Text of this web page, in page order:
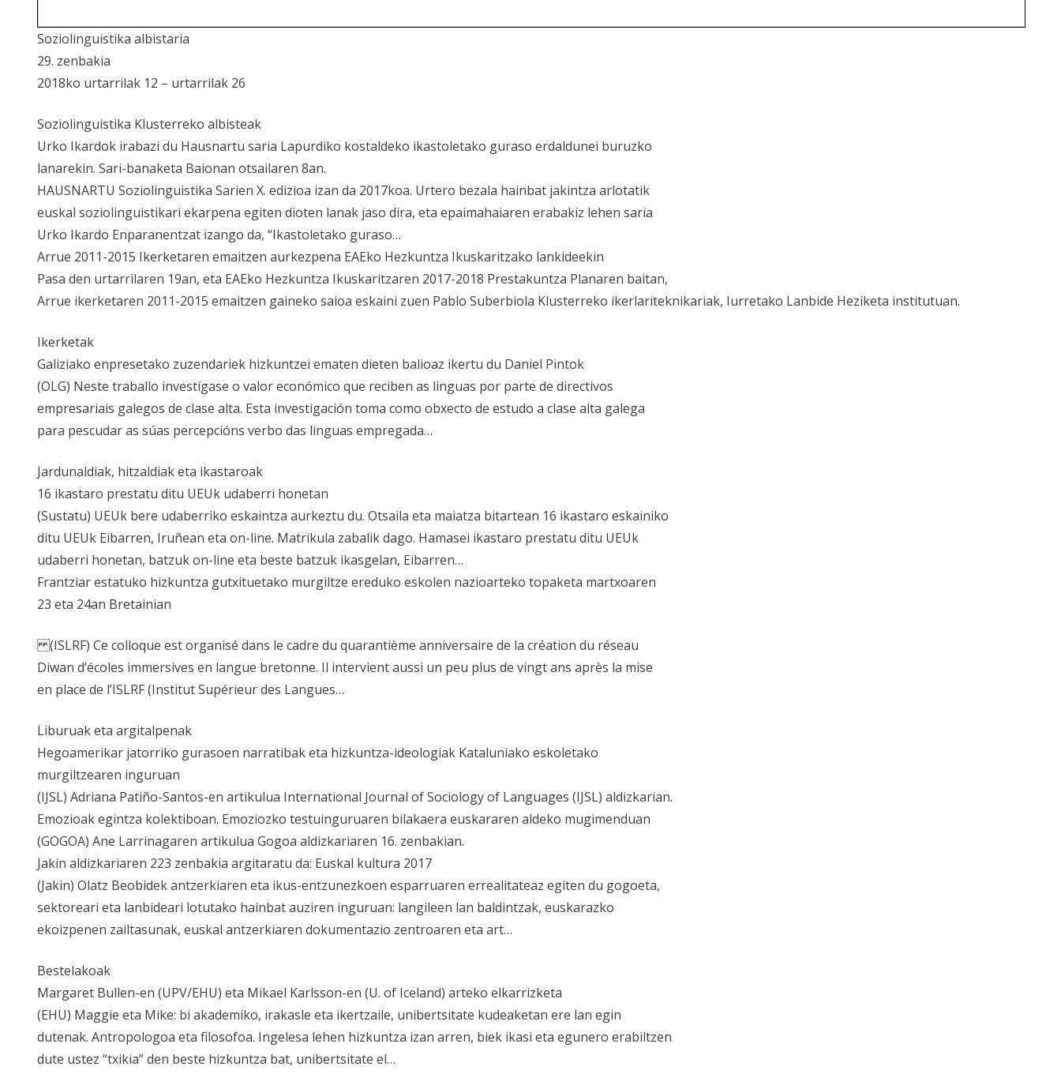
Soziolinguistika albistaria
29. zenbakia
2018ko urtarrilak 12 – urtarrilak 26
Soziolinguistika Klusterreko albisteak
Urko Ikardok irabazi du Hausnartu saria Lapurdiko kostaldeko ikastoletako guraso erdaldunei buruzko
lanarekin. Sari-banaketa Baionan otsailaren 8an.
HAUSNARTU Soziolinguistika Sarien X. edizioa izan da 2017koa. Urtero bezala hainbat jakintza arlotatik
euskal soziolinguistikari ekarpena egiten dioten lanak jaso dira, eta epaimahaiaren erabakiz lehen saria
Urko Ikardo Enparanentzat izango da, “Ikastoletako guraso…
Arrue 2011-2015 Ikerketaren emaitzen aurkezpena EAEko Hezkuntza Ikuskaritzako lankideekin
Pasa den urtarrilaren 19an, eta EAEko Hezkuntza Ikuskaritzaren 2017-2018 Prestakuntza Planaren baitan,
Arrue ikerketaren 2011-2015 emaitzen gaineko saioa eskaini zuen Pablo Suberbiola Klusterreko ikerlariteknikariak, Iurretako Lanbide Heziketa institutuan.
Ikerketak
Galiziako enpresetako zuzendariek hizkuntzei ematen dieten balioaz ikertu du Daniel Pintok
(OLG) Neste traballo investígase o valor económico que reciben as linguas por parte de directivos
empresariais galegos de clase alta. Esta investigación toma como obxecto de estudo a clase alta galega
para pescudar as súas percepcións verbo das linguas empregada…
Jardunaldiak, hitzaldiak eta ikastaroak
16 ikastaro prestatu ditu UEUk udaberri honetan
(Sustatu) UEUk bere udaberriko eskaintza aurkeztu du. Otsaila eta maiatza bitartean 16 ikastaro eskainiko
ditu UEUk Eibarren, Iruñean eta on-line. Matrikula zabalik dago. Hamasei ikastaro prestatu ditu UEUk
udaberri honetan, batzuk on-line eta beste batzuk ikasgelan, Eibarren…
Frantziar estatuko hizkuntza gutxituetako murgiltze ereduko eskolen nazioarteko topaketa martxoaren
23 eta 24an Bretainian
(ISLRF) Ce colloque est organisé dans le cadre du quarantième anniversaire de la création du réseau
Diwan d’écoles immersives en langue bretonne. Il intervient aussi un peu plus de vingt ans après la mise
en place de l’ISLRF (Institut Supérieur des Langues…
Liburuak eta argitalpenak
Hegoamerikar jatorriko gurasoen narratibak eta hizkuntza-ideologiak Kataluniako eskoletako
murgiltzearen inguruan
(IJSL) Adriana Patiño-Santos-en artikulua International Journal of Sociology of Languages (IJSL) aldizkarian.
Emozioak egintza kolektiboan. Emoziozko testuinguruaren bilakaera euskararen aldeko mugimenduan
(GOGOA) Ane Larrinagaren artikulua Gogoa aldizkariaren 16. zenbakian.
Jakin aldizkariaren 223 zenbakia argitaratu da: Euskal kultura 2017
(Jakin) Olatz Beobidek antzerkiaren eta ikus-entzunezkoen esparruaren errealitateaz egiten du gogoeta,
sektoreari eta lanbideari lotutako hainbat auziren inguruan: langileen lan baldintzak, euskarazko
ekoizpenen zailtasunak, euskal antzerkiaren dokumentazio zentroaren eta art…
Bestelakoak
Margaret Bullen-en (UPV/EHU) eta Mikael Karlsson-en (U. of Iceland) arteko elkarrizketa
(EHU) Maggie eta Mike: bi akademiko, irakasle eta ikertzaile, unibertsitate kudeaketan ere lan egin
dutenak. Antropologoa eta filosofoa. Ingelesa lehen hizkuntza izan arren, biek ikasi eta egunero erabiltzen
dute ustez “txikia” den beste hizkuntza bat, unibertsitate el…